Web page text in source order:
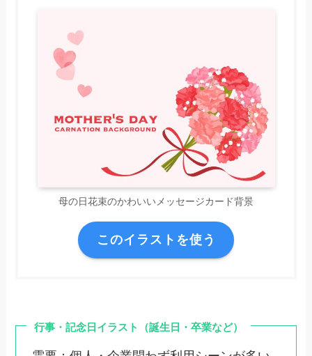
母の日花束のかわいいメッセージカード背景
このイラストを使う
行事・記念日イラスト（誕生日・卒業など）